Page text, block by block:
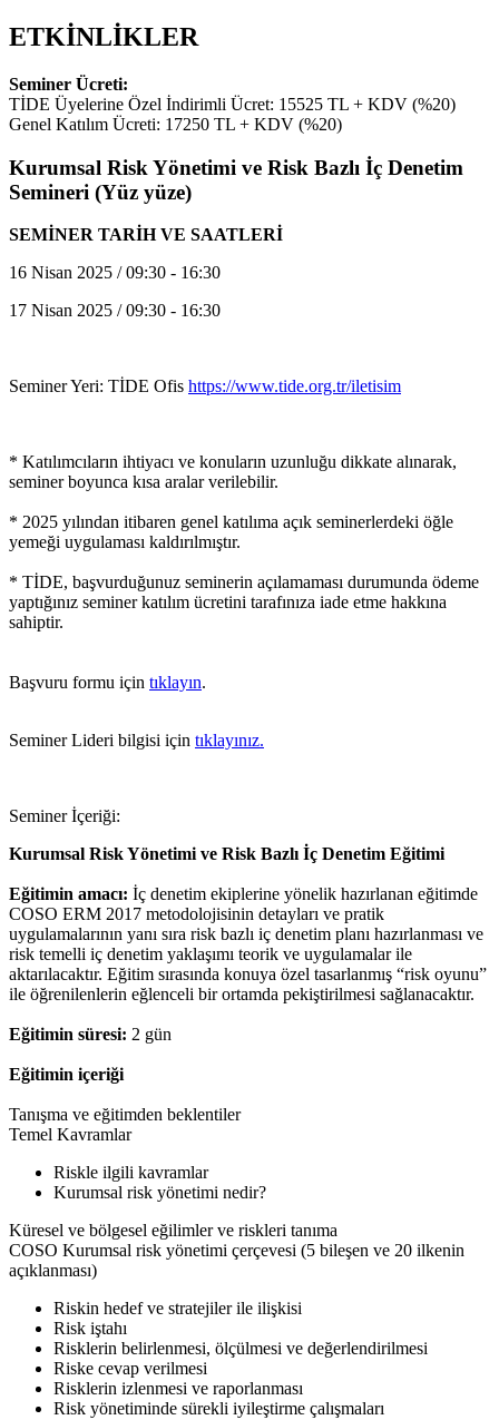
ETKİNLİKLER
Seminer Ücreti:
TİDE Üyelerine Özel İndirimli Ücret: 15525 TL + KDV (%20)
Genel Katılım Ücreti: 17250 TL + KDV (%20)
Kurumsal Risk Yönetimi ve Risk Bazlı İç Denetim
Semineri (Yüz yüze)
SEMİNER TARİH VE SAATLERİ
16 Nisan 2025 / 09:30 - 16:30
17 Nisan 2025 / 09:30 - 16:30
Seminer Yeri: TİDE Ofis https://www.tide.org.tr/iletisim
* Katılımcıların ihtiyacı ve konuların uzunluğu dikkate alınarak,
seminer boyunca kısa aralar verilebilir.
* 2025 yılından itibaren genel katılıma açık seminerlerdeki öğle
yemeği uygulaması kaldırılmıştır.
* TİDE, başvurduğunuz seminerin açılamaması durumunda ödeme
yaptığınız seminer katılım ücretini tarafınıza iade etme hakkına
sahiptir.
Başvuru formu için tıklayın.
Seminer Lideri bilgisi için tıklayınız.
Seminer İçeriği:
Kurumsal Risk Yönetimi ve Risk Bazlı İç Denetim Eğitimi
Eğitimin amacı: İç denetim ekiplerine yönelik hazırlanan eğitimde
COSO ERM 2017 metodolojisinin detayları ve pratik
uygulamalarının yanı sıra risk bazlı iç denetim planı hazırlanması ve
risk temelli iç denetim yaklaşımı teorik ve uygulamalar ile
aktarılacaktır. Eğitim sırasında konuya özel tasarlanmış “risk oyunu”
ile öğrenilenlerin eğlenceli bir ortamda pekiştirilmesi sağlanacaktır.
Eğitimin süresi: 2 gün
Eğitimin içeriği
Tanışma ve eğitimden beklentiler
Temel Kavramlar
Riskle ilgili kavramlar
Kurumsal risk yönetimi nedir?
Küresel ve bölgesel eğilimler ve riskleri tanıma
COSO Kurumsal risk yönetimi çerçevesi (5 bileşen ve 20 ilkenin
açıklanması)
Riskin hedef ve stratejiler ile ilişkisi
Risk iştahı
Risklerin belirlenmesi, ölçülmesi ve değerlendirilmesi
Riske cevap verilmesi
Risklerin izlenmesi ve raporlanması
Risk yönetiminde sürekli iyileştirme çalışmaları